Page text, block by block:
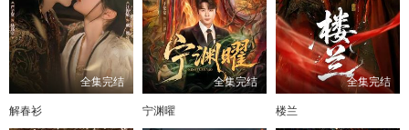
全集完结
解春衫
全集完结
宁渊曜
全集完结
楼兰